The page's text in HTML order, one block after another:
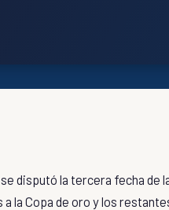
disputó la tercera fecha de
la Copa de oro y los